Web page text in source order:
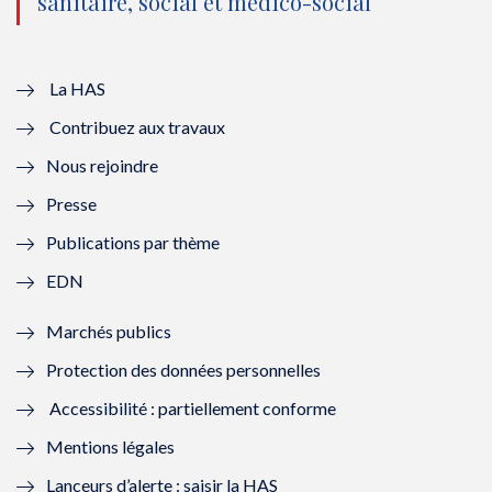
u
l
l
f
n
ê
t
r
o
e
e
n
ê
u
ê
t
o
ê
La HAS
Contribuez aux travaux
Nous rejoindre
Presse
Publications par thème
EDN
Marchés publics
Protection des données personnelles
Accessibilité : partiellement conforme
Mentions légales
Lanceurs d’alerte : saisir la HAS